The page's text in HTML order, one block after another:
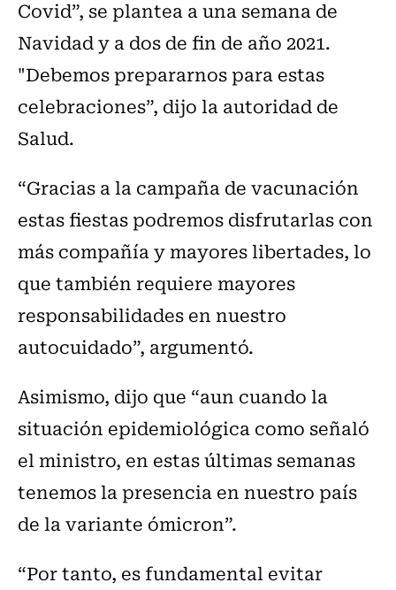
Covid”, se plantea a una semana de
Navidad y a dos de fin de año 2021.
"Debemos prepararnos para estas
celebraciones”, dijo la autoridad de
Salud.
“Gracias a la campaña de vacunación
estas fiestas podremos disfrutarlas con
más compañía y mayores libertades, lo
que también requiere mayores
responsabilidades en nuestro
autocuidado”, argumentó.
Asimismo, dijo que “aun cuando la
situación epidemiológica como señaló
el ministro, en estas últimas semanas
tenemos la presencia en nuestro país
de la variante ómicron”.
“Por tanto, es fundamental evitar